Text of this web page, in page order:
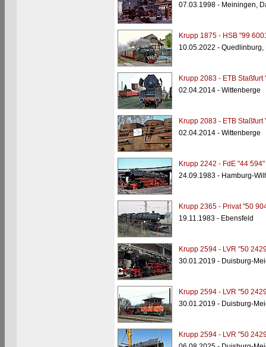
07.03.1998 - Meiningen,
Krupp 1875 - HSB "99
10.05.2022 -
Krupp 2083 - ETB Staßfurt
02.04.2014 - Wittenberge
Krupp 2083 - ETB Staßfurt
02.04.2014 - Wittenberge
Krupp 2242 - FdE "44 594"
24.09.1983 - Hamburg-
Krupp 2365 - Privat "50
19.11.1983 - Ebensfeld
Krupp 2594 - LVR "50
30.01.2019 - Duisburg-
Krupp 2594 - LVR "50
30.01.2019 - Duisburg-
Krupp 2594 - LVR "50